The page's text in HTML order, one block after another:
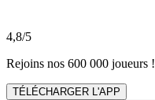
4,8/5
Rejoins nos 600 000 joueurs !
TÉLÉCHARGER L'APP